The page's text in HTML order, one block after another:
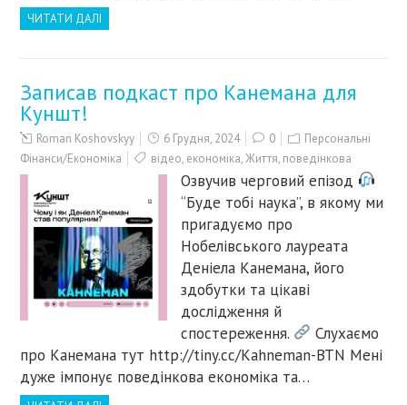
ЧИТАТИ ДАЛІ
Записав подкаст про Канемана для
Куншт!
Roman Koshovskyy 6 Грудня, 2024 0
Персональні
Фінанси/Економіка
відео, економіка,Життя, поведінкова
Озвучив черговий епізод
“Буде тобі наука”, в якому ми
пригадуємо про
Нобелівського лауреата
Деніела Канемана, його
здобутки та цікаві
дослідження й
спостереження.
Cлухаємо
про Канемана тут http://tiny.cc/Kahneman-BTN Мені
дуже імпонує поведінкова економіка та…